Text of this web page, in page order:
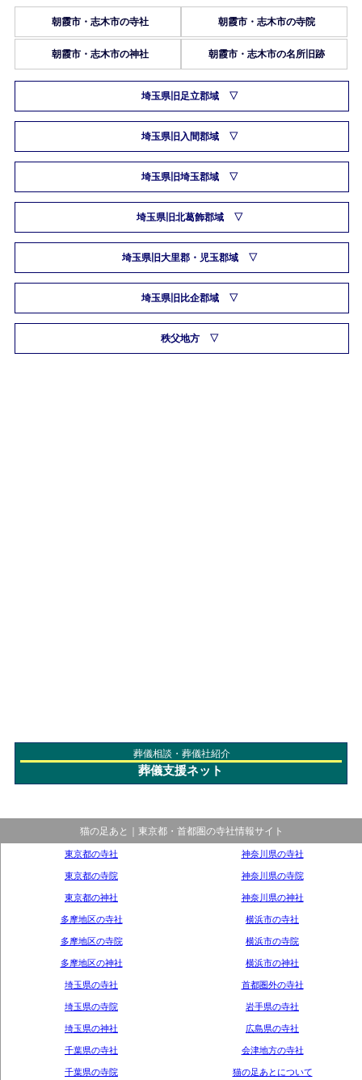
朝霞市・志木市の寺社 朝霞市・志木市の寺院
朝霞市・志木市の神社 朝霞市・志木市の名所旧跡
埼玉県旧足立郡域
埼玉県旧入間郡域
埼玉県旧埼玉郡域
埼玉県旧北葛飾郡域
埼玉県旧大里郡・児玉郡域
埼玉県旧比企郡域
秩父地方
葬儀相談・葬儀社紹介
葬儀支援ネット
猫の足あと｜東京都・首都圏の寺社情報サイト
東京都の寺社
東京都の寺院
東京都の神社
多摩地区の寺社
多摩地区の寺院
多摩地区の神社
神奈川県の寺社
神奈川県の寺院
神奈川県の神社
横浜市の寺社
横浜市の寺院
横浜市の神社
埼玉県の寺社
埼玉県の寺院
埼玉県の神社
千葉県の寺社
千葉県の寺院
首都圏外の寺社
岩手県の寺社
広島県の寺社
会津地方の寺社
猫の足あとについて